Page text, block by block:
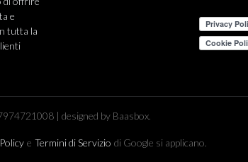
e
tutta la
| designed by Baasbox.
e Termini di Servizio di Google si applicano.